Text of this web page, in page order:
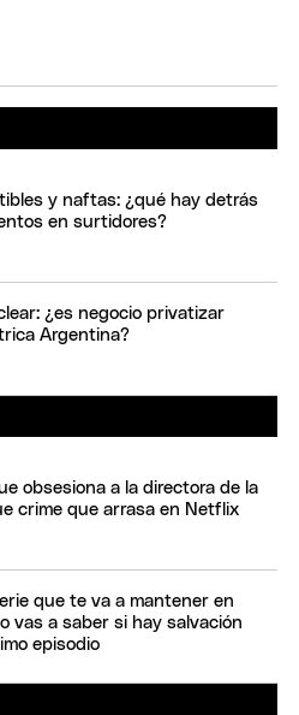
y naftas: ¿qué hay detrás
en surtidores?
¿es negocio privatizar
Argentina?
obsesiona a la directora de la
crime que arrasa en Netflix
que te va a mantener en
vas a saber si hay salvación
episodio